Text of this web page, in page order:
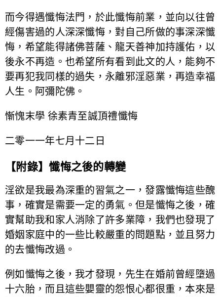
而今得遇懺悔法門，於此懺悔前業，並向以往曾
經傷害過的人深深懺悔，對自己所做的事深深懺
悔，希望能得諸佛菩薩、龍天善神加持護佑，以
後永不再造。也希望所有看到此文的人，能夠不
要再犯我同樣的過失，永離邪淫惡業，再造幸福
人生。阿彌陀佛。
慚愧末學 徐素青至誠頂禮懺悔
二零一一年七月十二日
【附錄】懺悔之後的轉變
淫欲是我最為深重的習氣之一，發露懺悔這些醜
事，確實是需要一定的勇氣。但是懺悔之後，確
實幫助我和家人消除了許多業障，我們也發現了
婚姻家庭中的一些比較嚴重的問題點，並且努力
的去懺悔改過。
例如懺悔之後，我才發現，先生在婚前曾經墮過
十六胎，而且這些嬰靈的怨恨心都很重，本來是